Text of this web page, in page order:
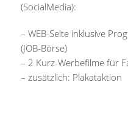
(SocialMedia):
– WEB-Seite inklusive
(JOB-Börse)
– 2 Kurz-Werbefilme für
– zusätzlich: Plakataktion